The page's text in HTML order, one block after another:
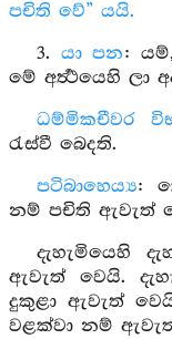
පචිති වේ” යයි.
3. යා පන:
මේ අර්‍ත්‍ථයෙහි ලා
ධම්මිකචීවර
රැස්වී බෙදති.
පටිබාහෙය්‍ය:
නම් පචිති ඇවැත්
දැහැමියෙහි
ඇවැත් වෙයි.
දුකුළා ඇවැත්
වළක්වා නම්